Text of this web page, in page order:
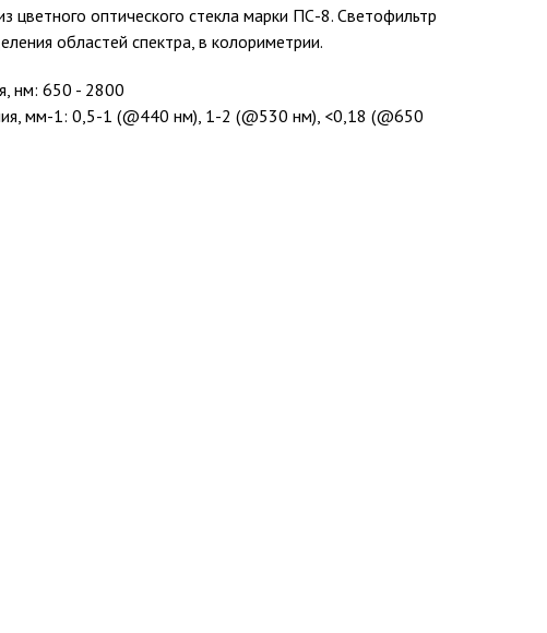
цветного оптического стекла марки ПС-8. Светофильтр
областей спектра, в колориметрии.
нм: 650 - 2800
мм-1: 0,5-1 (@440 нм), 1-2 (@530 нм), <0,18 (@650